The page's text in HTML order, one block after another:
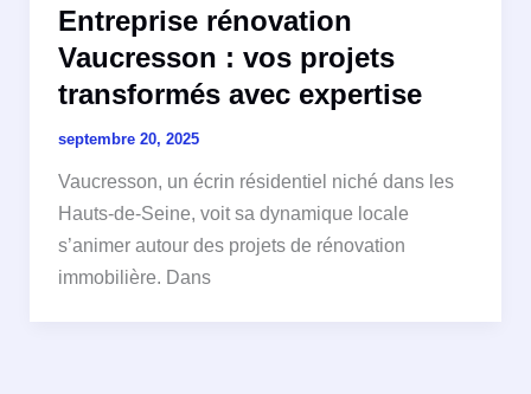
Entreprise rénovation
Vaucresson : vos projets
transformés avec expertise
septembre 20, 2025
Vaucresson, un écrin résidentiel niché dans les
Hauts-de-Seine, voit sa dynamique locale
s’animer autour des projets de rénovation
immobilière. Dans